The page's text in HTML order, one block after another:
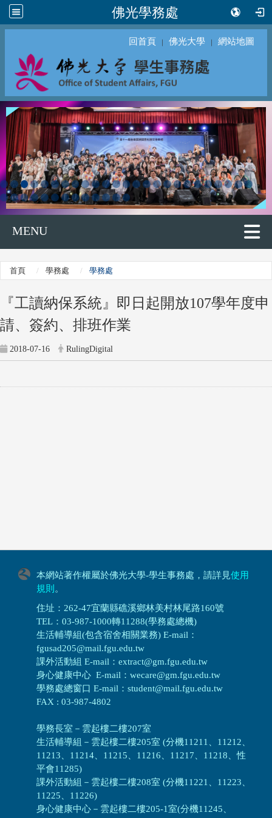
佛光學務處
回首頁 ｜ 佛光大學 ｜ 網站地圖
MENU
首頁 學務處 學務處
『工讀納保系統』即日起開放107學年度申
請、簽約、排班作業
2018-07-16 RulingDigital
本網站著作權屬於佛光大學-學生事務處，請詳見使用
規則 。
住址：262-47宜蘭縣礁溪鄉林美村林尾路160號
TEL：03-987-1000轉11288(學務處總機)
生活輔導組(包含宿舍相關業務) E-mail：
fgusad205@mail.fgu.edu.tw
課外活動組 E-mail：extract@gm.fgu.edu.tw
身心健康中心 E-mail：wecare@gm.fgu.edu.tw
學務處總窗口 E-mail：student@mail.fgu.edu.tw
FAX : 03-987-4802
學務長室－雲起樓二樓207室
生活輔導組 － 雲起樓二樓205室 (分機11211、11212、
11213、11214、11215、11216、11217、11218、性
平會11285)
課外活動組 － 雲起樓二樓208室 (分機11221、11223、
11225、11226)
身心健康中心 － 雲起樓二樓205-1室(分機11245、